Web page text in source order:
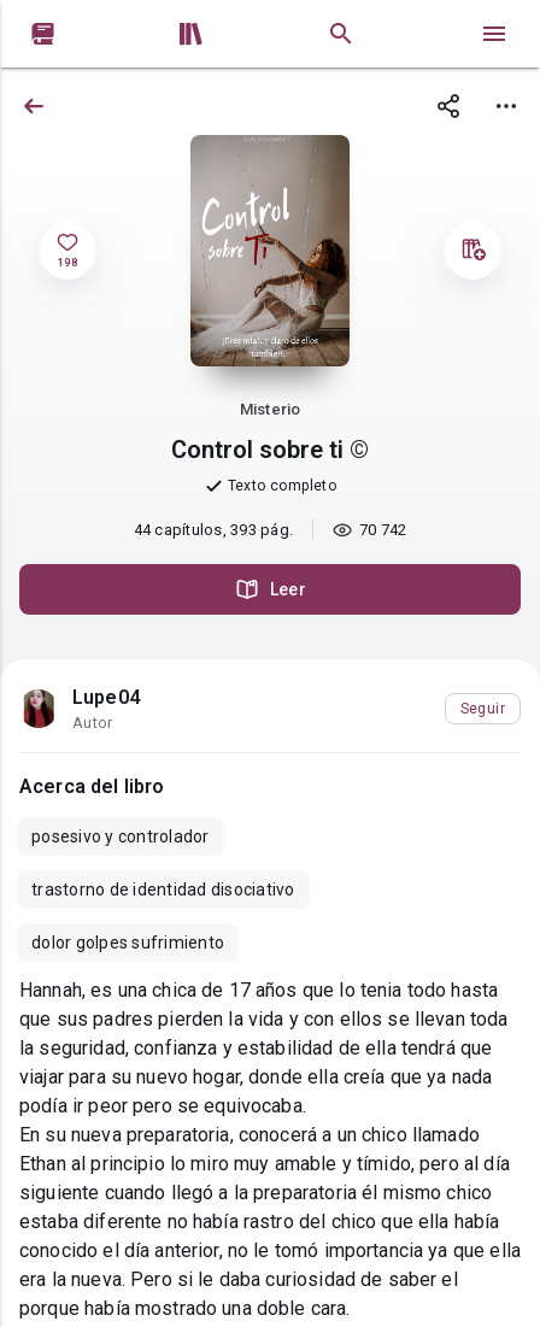
 
198
Misterio
Control sobre ti ©
Texto completo
44 capítulos, 393 pág. 70 742
Leer
Lupe04
Autor
Seguir
Acerca del libro
posesivo y controlador
trastorno de identidad disociativo
dolor golpes sufrimiento
Hannah, es una chica de 17 años que lo tenia todo hasta
que sus padres pierden la vida y con ellos se llevan toda
la seguridad, confianza y estabilidad de ella tendrá que
viajar para su nuevo hogar, donde ella creía que ya nada
podía ir peor pero se equivocaba.
En su nueva preparatoria, conocerá a un chico llamado
Ethan al principio lo miro muy amable y tímido, pero al día
siguiente cuando llegó a la preparatoria él mismo chico
estaba diferente no había rastro del chico que ella había
conocido el día anterior, no le tomó importancia ya que ella
era la nueva. Pero si le daba curiosidad de saber el
porque había mostrado una doble cara.